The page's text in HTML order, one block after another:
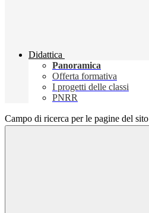
Didattica
Panoramica
Offerta formativa
I progetti delle classi
PNRR
Campo di ricerca per le pagine del sito